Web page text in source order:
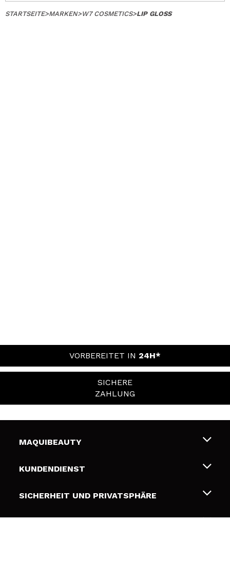
STARTSEITE>MARKEN>W7 COSMETICS>LIP GLOSS
VORBEREITET IN 24H*
SICHERE
ZAHLUNG
MAQUIBEAUTY
Über uns
Geschenkkarten
KUNDENDIENST
Liefer- und Versandkosten
SICHERHEIT UND PRIVATSPHÄRE
Bedingungen und Datenschutz